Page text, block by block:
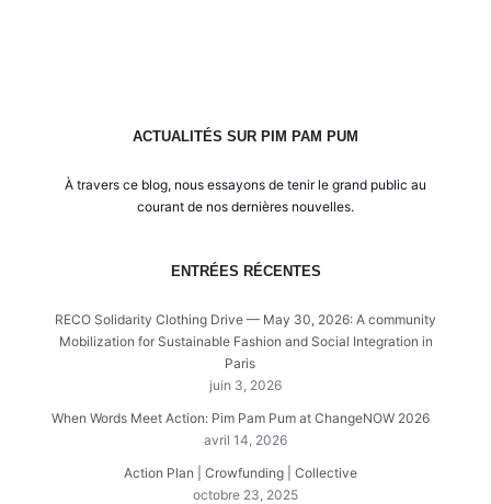
ACTUALITÉS SUR PIM PAM PUM
À travers ce blog, nous essayons de tenir le grand public au
courant de nos dernières nouvelles.
ENTRÉES RÉCENTES
RECO Solidarity Clothing Drive — May 30, 2026: A community
Mobilization for Sustainable Fashion and Social Integration in
Paris
juin 3, 2026
When Words Meet Action: Pim Pam Pum at ChangeNOW 2026
avril 14, 2026
Action Plan | Crowfunding | Collective
octobre 23, 2025